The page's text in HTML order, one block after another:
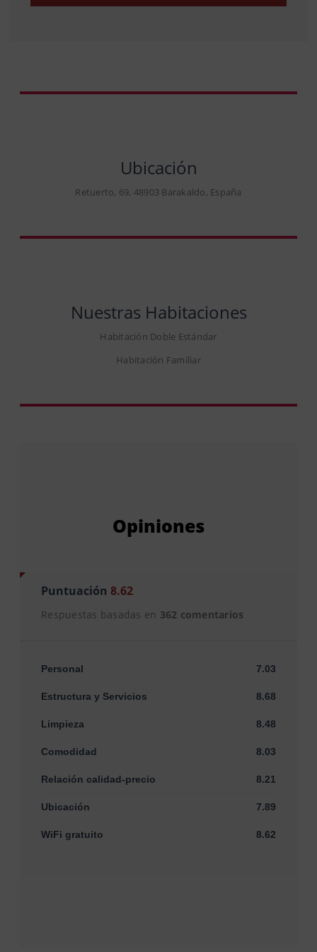
Ubicación
Retuerto, 69, 48903 Barakaldo, España
Nuestras Habitaciones
Habitación Doble Estándar
Habitación Familiar
Opiniones
Puntuación 8.62
Respuestas basadas en 362 comentarios
Personal 7.03
Estructura y Servicios 8.68
Limpieza 8.48
Comodidad 8.03
Relación calidad-precio 8.21
Ubicación 7.89
WiFi gratuito 8.62